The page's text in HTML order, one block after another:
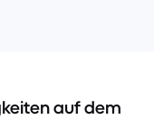
auf dem